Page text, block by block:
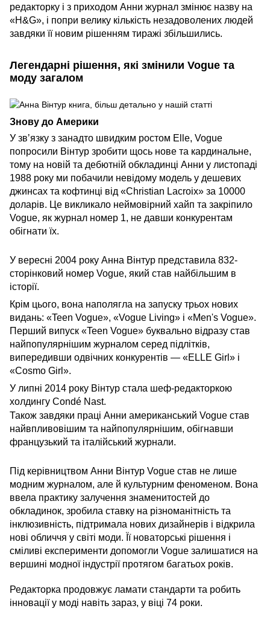
редакторку і з приходом Анни журнал змінює назву на
«H&G», і попри велику кількість незадоволених людей
завдяки її новим рішенням тиражі збільшились.
Легендарні рішення, які змінили Vogue та
моду загалом
Знову до Америки
У звʼязку з занадто швидким ростом Elle, Vogue
попросили Вінтур зробити щось нове та кардинальне,
тому на новій та дебютній обкладинці Анни у листопаді
1988 року ми побачили невідому модель у дешевих
джинсах та кофтинці від «Christian Lacroix» за 10000
доларів. Це викликало неймовірний хайп та закріпило
Vogue, як журнал номер 1, не давши конкурентам
обігнати їх.
У вересні 2004 року Анна Вінтур представила 832-
сторінковий номер Vogue, який став найбільшим в
історії.
Крім цього, вона наполягла на запуску трьох нових
видань: «Teen Vogue», «Vogue Living» і «Men's Vogue».
Перший випуск «Teen Vogue» буквально відразу став
найпопулярнішим журналом серед підлітків,
випередивши одвічних конкурентів — «ELLE Girl» і
«Cosmo Girl».
У липні 2014 року Вінтур стала шеф-редакторкою
холдингу Condé Nast.
Також завдяки праці Анни американський Vogue став
найвпливовішим та найпопулярнішим, обігнавши
французький та італійський журнали.
Під керівництвом Анни Вінтур Vogue став не лише
модним журналом, але й культурним феноменом. Вона
ввела практику залучення знаменитостей до
обкладинок, зробила ставку на різноманітність та
інклюзивність, підтримала нових дизайнерів і відкрила
нові обличчя у світі моди. Її новаторські рішення і
сміливі експерименти допомогли Vogue залишатися на
вершині модної індустрії протягом багатьох років.
Редакторка продовжує ламати стандарти та робить
інновації у моді навіть зараз, у віці 74 роки.